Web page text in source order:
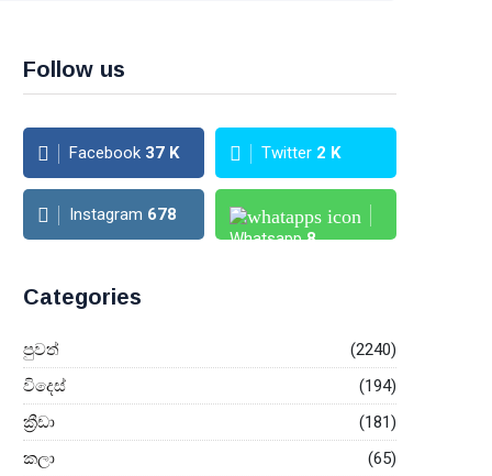
Follow us
Facebook 37 K Twitter 2 K
Instagram 678
Whatsapp 8
Categories
පුවත්
(2240)
විදෙස්
(194)
ක්‍රීඩා
(181)
කලා
(65)